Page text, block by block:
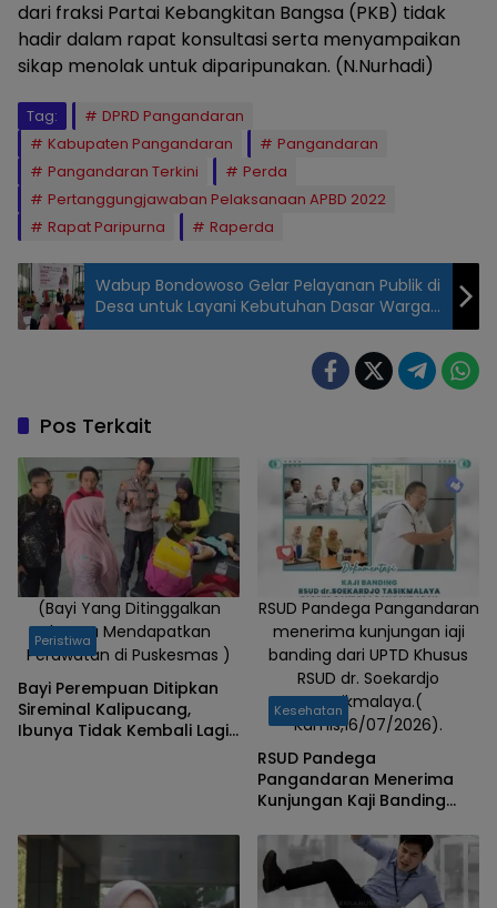
dari fraksi Partai Kebangkitan Bangsa (PKB) tidak
hadir dalam rapat konsultasi serta menyampaikan
sikap menolak untuk diparipunakan. (N.Nurhadi)
Tag:
DPRD Pangandaran
Kabupaten Pangandaran
Pangandaran
Pangandaran Terkini
Perda
Pertanggungjawaban Pelaksanaan APBD 2022
Rapat Paripurna
Raperda
W​abup Bondowoso Gelar Pelayanan Publik di
Desa untuk Layani Kebutuhan Dasar Warga
Desa
Pos Terkait
(Bayi Yang Ditinggalkan
Ibunya Mendapatkan
Perawatan di Puskesmas )
Peristiwa
Bayi Perempuan Ditipkan
Sireminal Kalipucang,
Ibunya Tidak Kembali Lagi,
RSUD Pandega Pangandaran
menerima kunjungan iaji
banding dari UPTD Khusus
RSUD dr. Soekardjo
Tasikmalaya.(
Kamis,16/07/2026).
Kesehatan
RSUD Pandega
Pangandaran Menerima
Kunjungan Kaji Banding
Soekardjo Tasikmalaya